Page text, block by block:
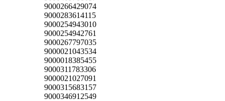
9000266429074
9000283614115
9000254943010
9000254942761
9000267797035
9000021043534
9000018385455
9000311783306
9000021027091
9000315683157
9000346912549